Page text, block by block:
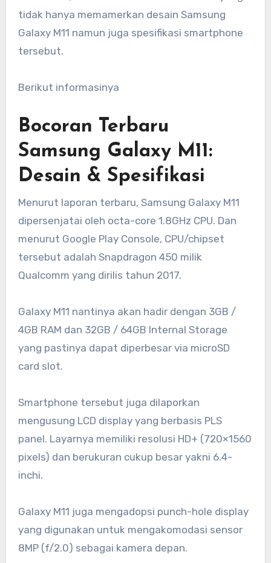
tidak hanya memamerkan desain Samsung
Galaxy M11 namun juga spesifikasi smartphone
tersebut.
Berikut informasinya
Bocoran Terbaru
Samsung Galaxy M11:
Desain & Spesifikasi
Menurut laporan terbaru, Samsung Galaxy M11
dipersenjatai oleh octa-core 1.8GHz CPU. Dan
menurut Google Play Console, CPU/chipset
tersebut adalah Snapdragon 450 milik
Qualcomm yang dirilis tahun 2017.
Galaxy M11 nantinya akan hadir dengan 3GB /
4GB RAM dan 32GB / 64GB Internal Storage
yang pastinya dapat diperbesar via microSD
card slot.
Smartphone tersebut juga dilaporkan
mengusung LCD display yang berbasis PLS
panel. Layarnya memiliki resolusi HD+ (720×1560
pixels) dan berukuran cukup besar yakni 6.4-
inchi.
Galaxy M11 juga mengadopsi punch-hole display
yang digunakan untuk mengakomodasi sensor
8MP (f/2.0) sebagai kamera depan.